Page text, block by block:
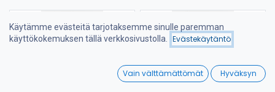
Suosituimmat
Wishlist
Käytämme evästeitä tarjotaksemme sinulle paremman
käyttökokemuksen tällä verkkosivustolla.
Evästekäytäntö
Vain välttämättömät Hyväksyn